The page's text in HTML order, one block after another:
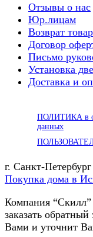
Отзывы о нас
Юр.лицам
Возврат
Договор
Письмо
Установка
Доставка и
ПОЛИТИКА в
данных
г. Санкт-
Покупка дома в
Компания “Скилл”
заказать
Вами и уточнит